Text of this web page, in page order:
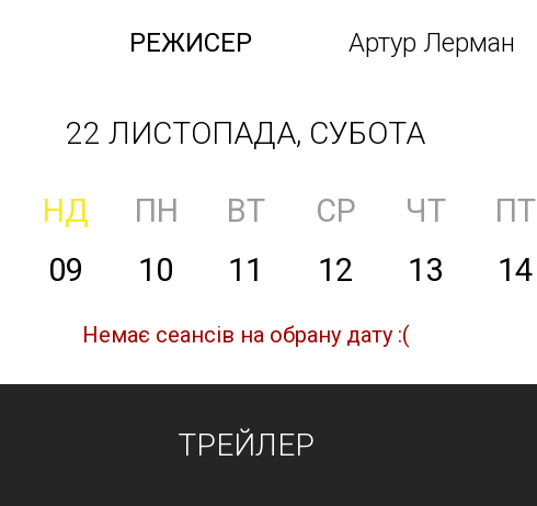
РЕЖИСЕР
Артур Лерман
22 ЛИСТОПАДА, СУБОТА
НД ПН ВТ СР ЧТ
ПТ
09 10 11 12 13 14
Немає сеансів на обрану дату :(
ТРЕЙЛЕР